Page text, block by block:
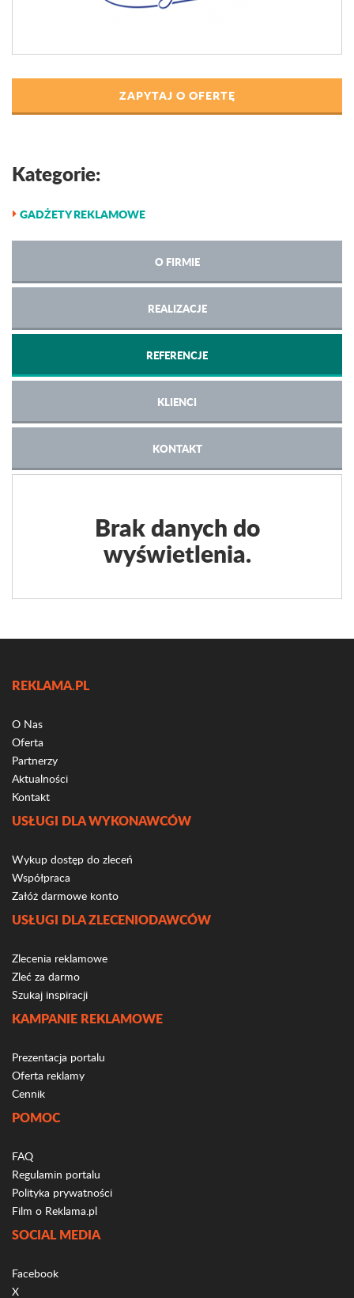
ZAPYTAJ O OFERTĘ
Kategorie:
GADŻETY REKLAMOWE
O FIRMIE
REALIZACJE
REFERENCJE
KLIENCI
KONTAKT
Brak danych do
wyświetlenia.
REKLAMA.PL
O Nas
Oferta
Partnerzy
Aktualności
Kontakt
USŁUGI DLA WYKONAWCÓW
Wykup dostęp do zleceń
Współpraca
Załóż darmowe konto
USŁUGI DLA ZLECENIODAWCÓW
Zlecenia reklamowe
Zleć za darmo
Szukaj inspiracji
KAMPANIE REKLAMOWE
Prezentacja portalu
Oferta reklamy
Cennik
POMOC
FAQ
Regulamin portalu
Polityka prywatności
Film o Reklama.pl
SOCIAL MEDIA
Facebook
X